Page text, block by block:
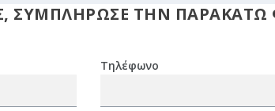
ΣΥΜΠΛΗΡΩΣΕ ΤΗΝ
Τηλέφωνο